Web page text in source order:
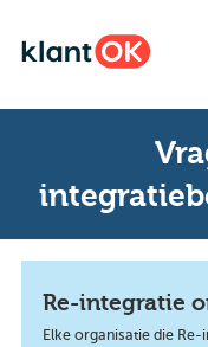
Re-integratie
Elke organisatie die